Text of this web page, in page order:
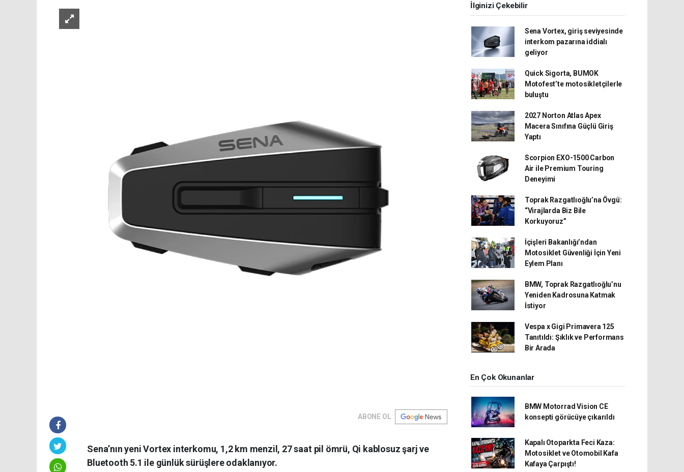
ABONE OL
Sena’nın yeni Vortex interkomu, 1,2 km menzil, 27 saat pil ömrü, Qi kablosuz şarj ve
Bluetooth 5.1 ile günlük sürüşlere odaklanıyor.
İlginizi Çekebilir
Sena Vortex, giriş seviyesinde
interkom pazarına iddialı
geliyor
Quick Sigorta, BUMOK
Motofest’te motosikletçilerle
buluştu
2027 Norton Atlas Apex
Macera Sınıfına Güçlü Giriş
Yaptı
Scorpion EXO-1500 Carbon
Air ile Premium Touring
Deneyimi
Toprak Razgatlıoğlu’na Övgü:
“Virajlarda Biz Bile
Korkuyoruz”
İçişleri Bakanlığı’ndan
Motosiklet Güvenliği İçin Yeni
Eylem Planı
BMW, Toprak Razgatlıoğlu’nu
Yeniden Kadrosuna Katmak
İstiyor
Vespa x Gigi Primavera 125
Tanıtıldı: Şıklık ve Performans
Bir Arada
En Çok Okunanlar
BMW Motorrad Vision CE
konsepti görücüye çıkarıldı
Kapalı Otoparkta Feci Kaza:
Motosiklet ve Otomobil Kafa
Kafaya Çarpıştı!